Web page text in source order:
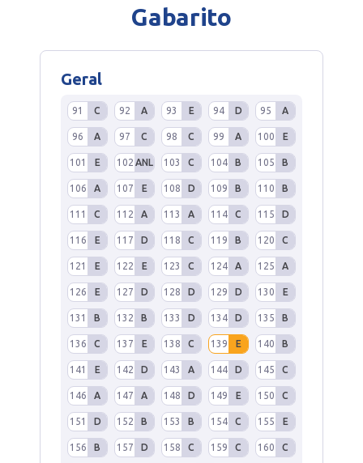
Gabarito
Geral
91 C 92 A 93 E 94 D 95 A
96 A 97 C 98 C 99 A 100 E
101 E 102 ANL 103 C 104 B 105 B
106 A 107 E 108 D 109 B 110 B
111 C 112 A 113 A 114 C 115 D
116 E 117 D 118 C 119 B 120 C
121 E 122 E 123 C 124 A 125 A
126 E 127 D 128 D 129 D 130 E
131 B 132 B 133 D 134 D 135 B
136 C 137 E 138 C 139 E 140 B
141 E 142 D 143 A 144 D 145 C
146 A 147 A 148 D 149 E 150 C
151 D 152 B 153 B 154 C 155 E
156 B 157 D 158 C 159 C 160 C